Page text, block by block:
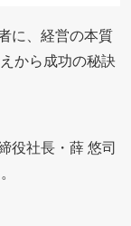
に、経営の本質
から成功の秘訣
役社長・薛 悠司